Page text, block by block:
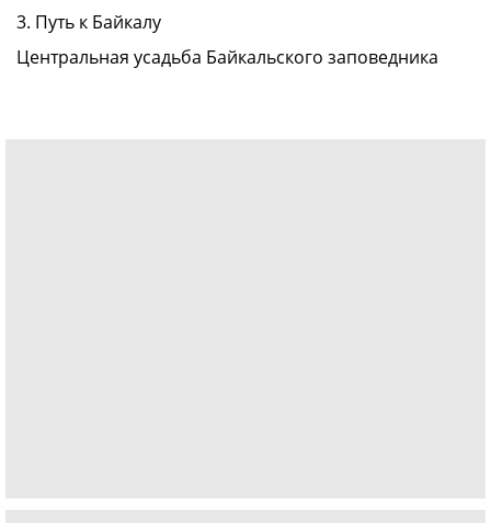
3. Путь к Байкалу
Центральная усадьба Байкальского заповедника